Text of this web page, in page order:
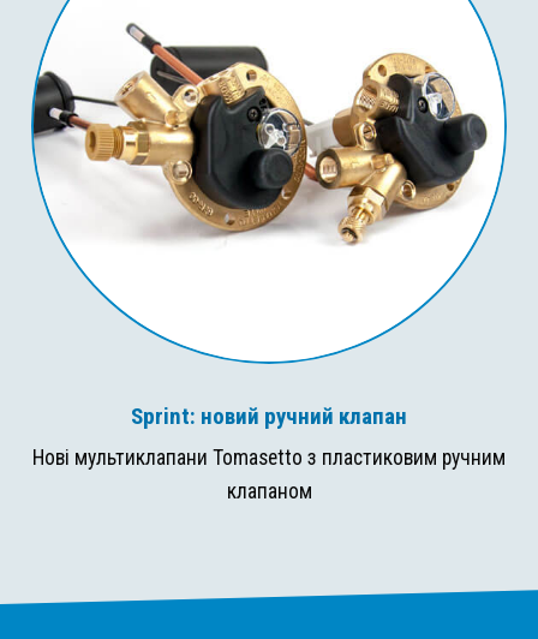
Sprint: новий ручний клапан
Нові мультиклапани Tomasetto з пластиковим ручним
клапаном